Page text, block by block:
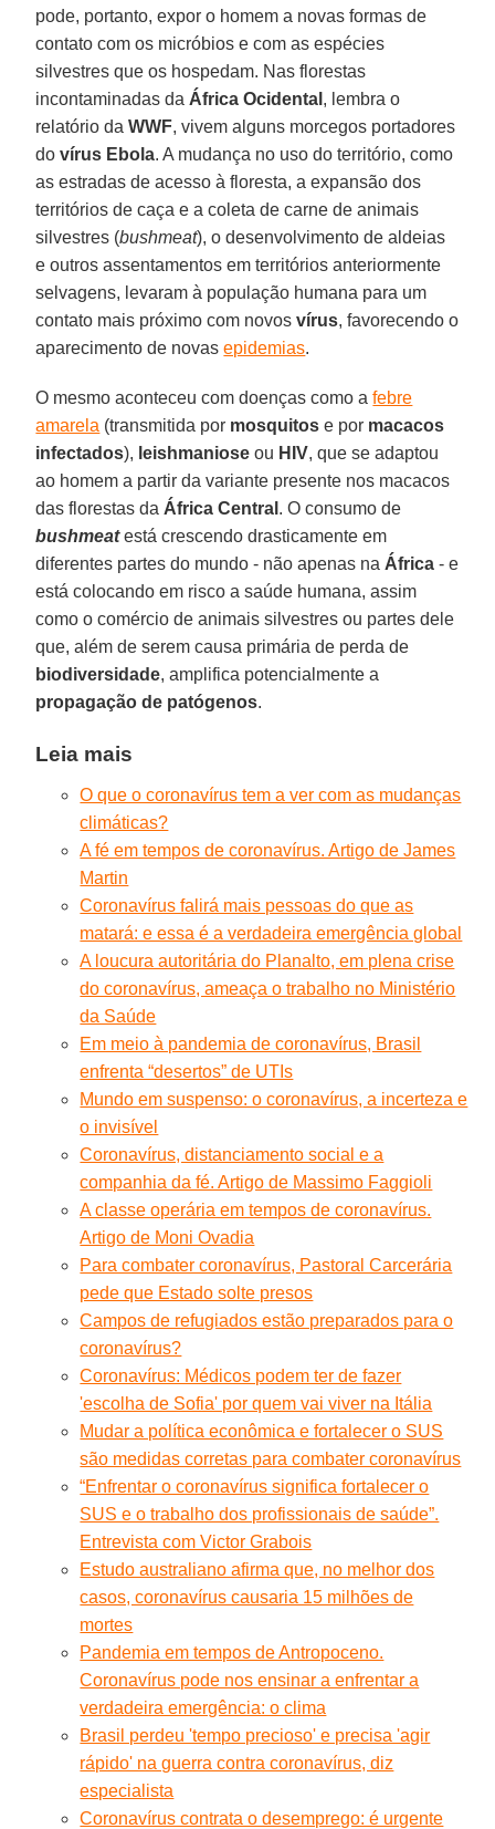
pode, portanto, expor o homem a novas formas de
contato com os micróbios e com as espécies
silvestres que os hospedam. Nas florestas
incontaminadas da África Ocidental , lembra o
relatório daWWF, vivem alguns morcegos portadores
dovírus Ebola. A mudança no uso do território, como
as estradas de acesso à floresta, a expansão dos
territórios de caça e a coleta de carne de animais
silvestres (bushmeat), o desenvolvimento de aldeias
e outros assentamentos em territórios anteriormente
selvagens, levaram à população humana para um
contato mais próximo com novosvírus, favorecendo o
aparecimento de novasepidemias.
O mesmo aconteceu com doenças como afebre
amarela (transmitida por mosquitos e por macacos
infectados), leishmaniose ou HIV, que se adaptou
ao homem a partir da variante presente nos macacos
das florestas da África Central . O consumo de
bushmeatestá crescendo drasticamente em
diferentes partes do mundo - não apenas na África - e
está colocando em risco a saúde humana, assim
como o comércio de animais silvestres ou partes dele
que, além de serem causa primária de perda de
biodiversidade, amplifica potencialmente a
propagação de patógenos.
Leia mais
O que o coronavírus tem a ver com as mudanças
climáticas?
A fé em tempos de coronavírus. Artigo de James
Martin
Coronavírus falirá mais pessoas do que as
matará: e essa é a verdadeira emergência global
A loucura autoritária do Planalto, em plena crise
do coronavírus, ameaça o trabalho no Ministério
da Saúde
Em meio à pandemia de coronavírus, Brasil
enfrenta “desertos” de UTIs
Mundo em suspenso: o coronavírus, a incerteza e
o invisível
Coronavírus, distanciamento social e a
companhia da fé. Artigo de Massimo Faggioli
A classe operária em tempos de coronavírus.
Artigo de Moni Ovadia
Para combater coronavírus, Pastoral Carcerária
pede que Estado solte presos
Campos de refugiados estão preparados para o
coronavírus?
Coronavírus: Médicos podem ter de fazer
'escolha de Sofia' por quem vai viver na Itália
Mudar a política econômica e fortalecer o SUS
são medidas corretas para combater coronavírus
“Enfrentar o coronavírus significa fortalecer o
SUS e o trabalho dos profissionais de saúde”.
Entrevista com Victor Grabois
Estudo australiano afirma que, no melhor dos
casos, coronavírus causaria 15 milhões de
mortes
Pandemia em tempos de Antropoceno.
Coronavírus pode nos ensinar a enfrentar a
verdadeira emergência: o clima
Brasil perdeu 'tempo precioso' e precisa 'agir
rápido' na guerra contra coronavírus, diz
especialista
Coronavírus contrata o desemprego: é urgente